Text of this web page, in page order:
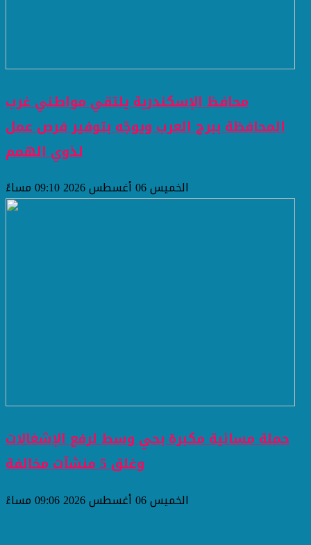
محافظ الإسكندرية يلتقي مواطني غرب
المحافظة ببرج العرب ويوجّه بتوفير فرص عمل
لذوي الهمم
الخميس 06 أغسطس 2026 09:10 مساءً
حملة مسائية مكبرة بحي وسط لرفع الإشغالات
وغلق 5 منشآت مخالفة
الخميس 06 أغسطس 2026 09:06 مساءً